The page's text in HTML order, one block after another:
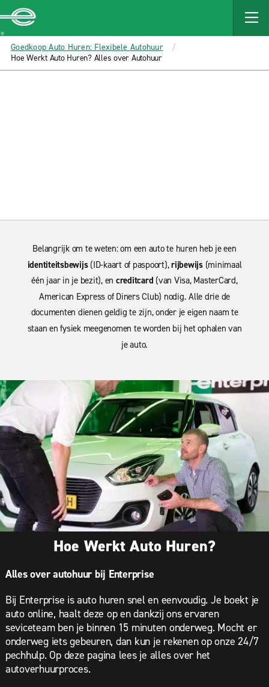
MAIN
CONTENT
Enterprise
Goedkoop Auto Huren: Flexibele Autohuur
Hoe Werkt Auto Huren? Alles over Autohuur
Belangrijk om te weten: om een auto te huren heb je een
identiteitsbewijs(ID-kaart of paspoort),rijbewijs(minimaal
één jaar in je bezit), en creditcard (van Visa, MasterCard,
American Express of Diners Club) nodig. Alle drie de
documenten dienen geldig te zijn, onder je eigen naam te
staan en fysiek meegenomen te worden bij het ophalen van
je auto.
Hoe Werkt Auto Huren?
Alles over autohuur bij Enterprise
Bij Enterprise is auto huren snel en eenvoudig. Je boekt je
auto online, haalt deze op en dankzij ons ervaren
seviceteam ben je binnen 15 minuten onderweg. Mocht er
onderweg iets gebeuren, dan kun je rekenen op onze 24/7
pechhulp. Op deze pagina lees je alles over het
autoverhuurproces.